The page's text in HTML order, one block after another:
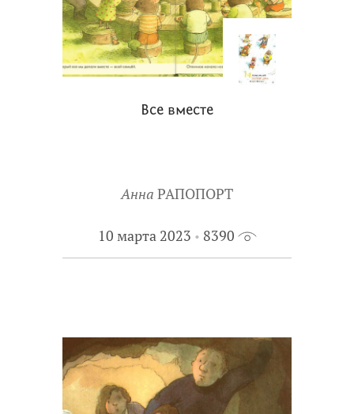
Все вместе
Анна РАПОПОРТ
10 марта 2023 8390